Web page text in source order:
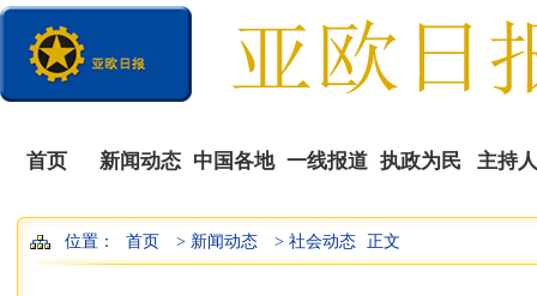
首页 新闻动态 中国各地 一线报道 执政为民 主持
播
位置： 首页 > 新闻动态 > 社会动态 正文